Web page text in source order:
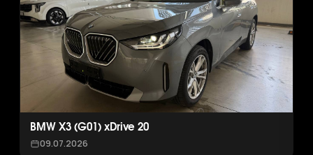
BMW X3 (G01) xDrive 20
09.07.2026